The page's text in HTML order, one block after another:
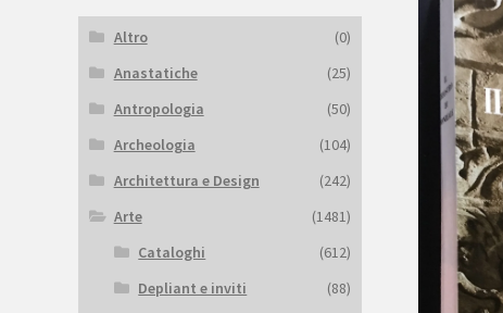
Altro
(0)
Anastatiche
(25)
Antropologia
(50)
Archeologia
(104)
Architettura e Design
(242)
Arte
(1481)
Cataloghi
(612)
Depliant e inviti
(88)